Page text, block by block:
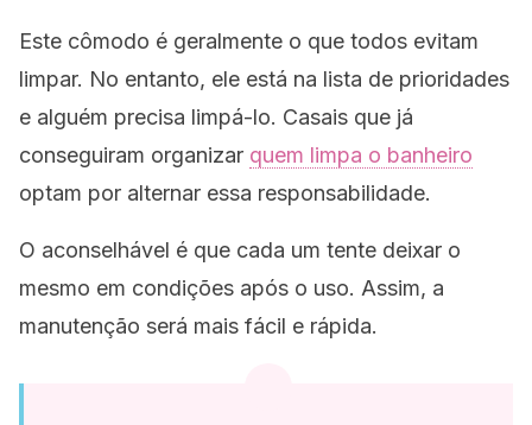
Este cômodo é geralmente o que todos evitam
limpar. No entanto, ele está na lista de prioridades
e alguém precisa limpá-lo. Casais que já
conseguiram organizar quem limpa o banheiro
optam por alternar essa responsabilidade.
O aconselhável é que cada um tente deixar o
mesmo em condições após o uso. Assim, a
manutenção será mais fácil e rápida.